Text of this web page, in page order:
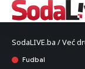
SodaLIVE.ba / Već
Fudbal